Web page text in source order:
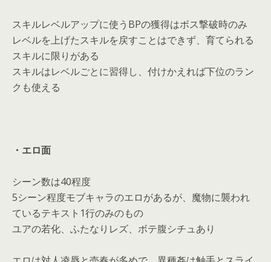
スキルレベルアップに使うBPの獲得はボス撃破時のみ
レベルを上げたスキルを戻すことはできず、育てられる
スキルに限りがある
スキルはレベルごとに習得し、付けかえれば下位のラン
クも使える
・エロ面
シーン数は40程度
5シーン程度モブキャラのエロがあるが、魔物に襲われ
ているテキスト1行のみのもの
ユアの若化、ふたなりレズ、ボテ腹シチュあり